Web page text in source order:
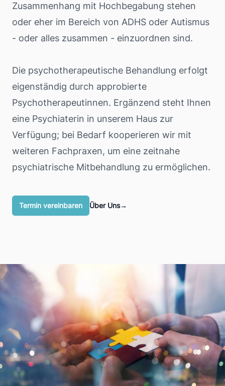
Zusammenhang mit Hochbegabung stehen
oder eher im Bereich von ADHS oder Autismus
- oder alles zusammen - einzuordnen sind.
Die psychotherapeutische Behandlung erfolgt
eigenständig durch approbierte
Psychotherapeutinnen. Ergänzend steht Ihnen
eine Psychiaterin in unserem Haus zur
Verfügung; bei Bedarf kooperieren wir mit
weiteren Fachpraxen, um eine zeitnahe
psychiatrische Mitbehandlung zu ermöglichen.
Termin vereinbaren Über Uns→